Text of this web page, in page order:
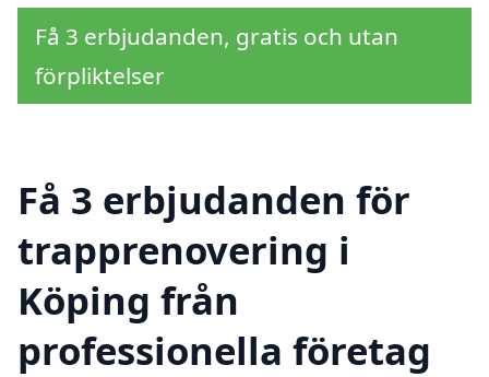
Få 3 erbjudanden, gratis och utan
förpliktelser
Få 3 erbjudanden för
trapprenovering i
Köping från
professionella företag